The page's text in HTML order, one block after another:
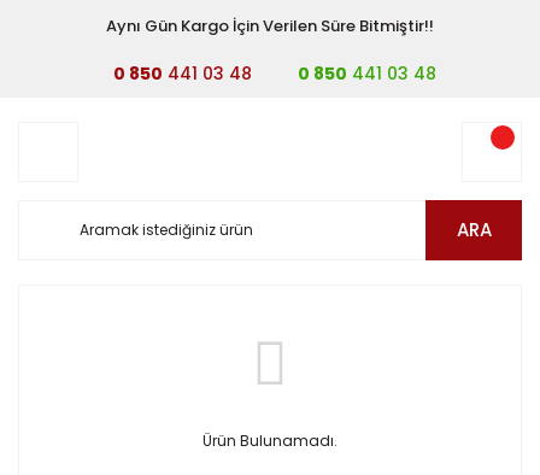
Aynı Gün Kargo İçin Verilen Süre Bitmiştir!!
0 850 441 03 48 0 850 441 03 48
ARA
Ürün Bulunamadı.